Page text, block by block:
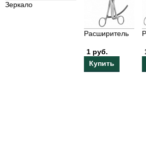
Зеркало
Расширитель
1 руб.
Купить